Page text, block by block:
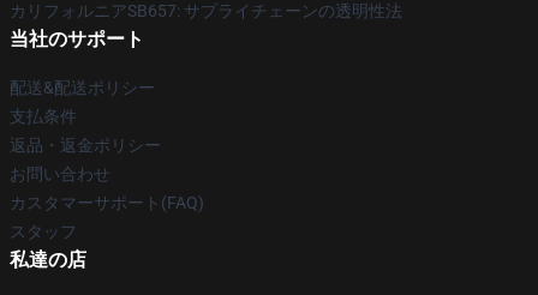
カリフォルニアSB657: サプライチェーンの透明性法
当社のサポート
配送&配送ポリシー
支払条件
返品・返金ポリシー
お問い合わせ
カスタマーサポート(FAQ)
スタッフ
私達の店